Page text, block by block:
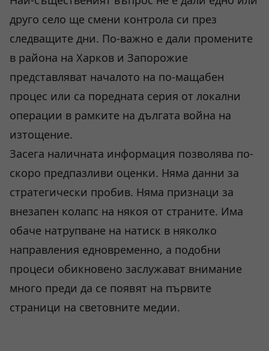
друго село ще смени контрола си през
следващите дни. По-важно е дали промените
в района на Харков и Запорожие
представляват началото на по-мащабен
процес или са поредната серия от локални
операции в рамките на дългата война на
изтощение.
Засега наличната информация позволява по-
скоро предпазливи оценки. Няма данни за
стратегически пробив. Няма признаци за
внезапен колапс на някоя от страните. Има
обаче натрупване на натиск в няколко
направления едновременно, а подобни
процеси обикновено заслужават внимание
много преди да се появят на първите
страници на световните медии.